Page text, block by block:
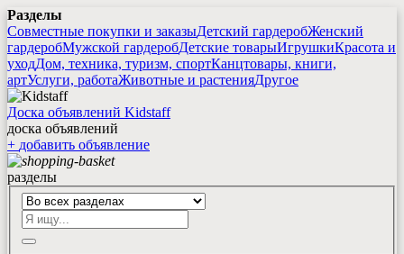
Разделы
Совместные покупки и заказыДетский гардеробЖенский
гардеробМужской гардеробДетские товарыИгрушкиКрасота и
уходДом, техника, туризм, спортКанцтовары, книги,
артУслуги, работаЖивотные и растенияДругое
Доска объявлений Kidstaff
доска объявлений
+ добавить объявление
разделы